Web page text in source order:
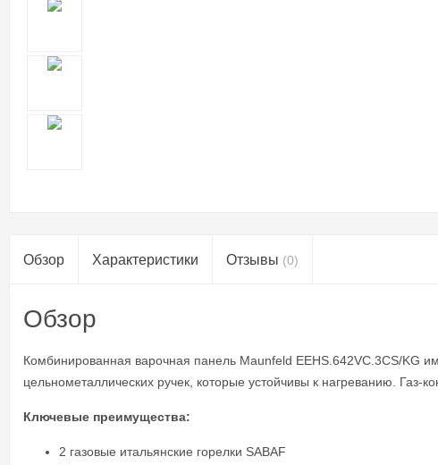
Обзор Характеристики Отзывы (0)
Обзор
Комбинированная варочная панель Maunfeld EEHS.642VC.3CS/KG
цельнометаллических ручек, которые устойчивы к нагреванию. Газ-
Ключевые преимущества:
2 газовые итальянские горелки SABAF